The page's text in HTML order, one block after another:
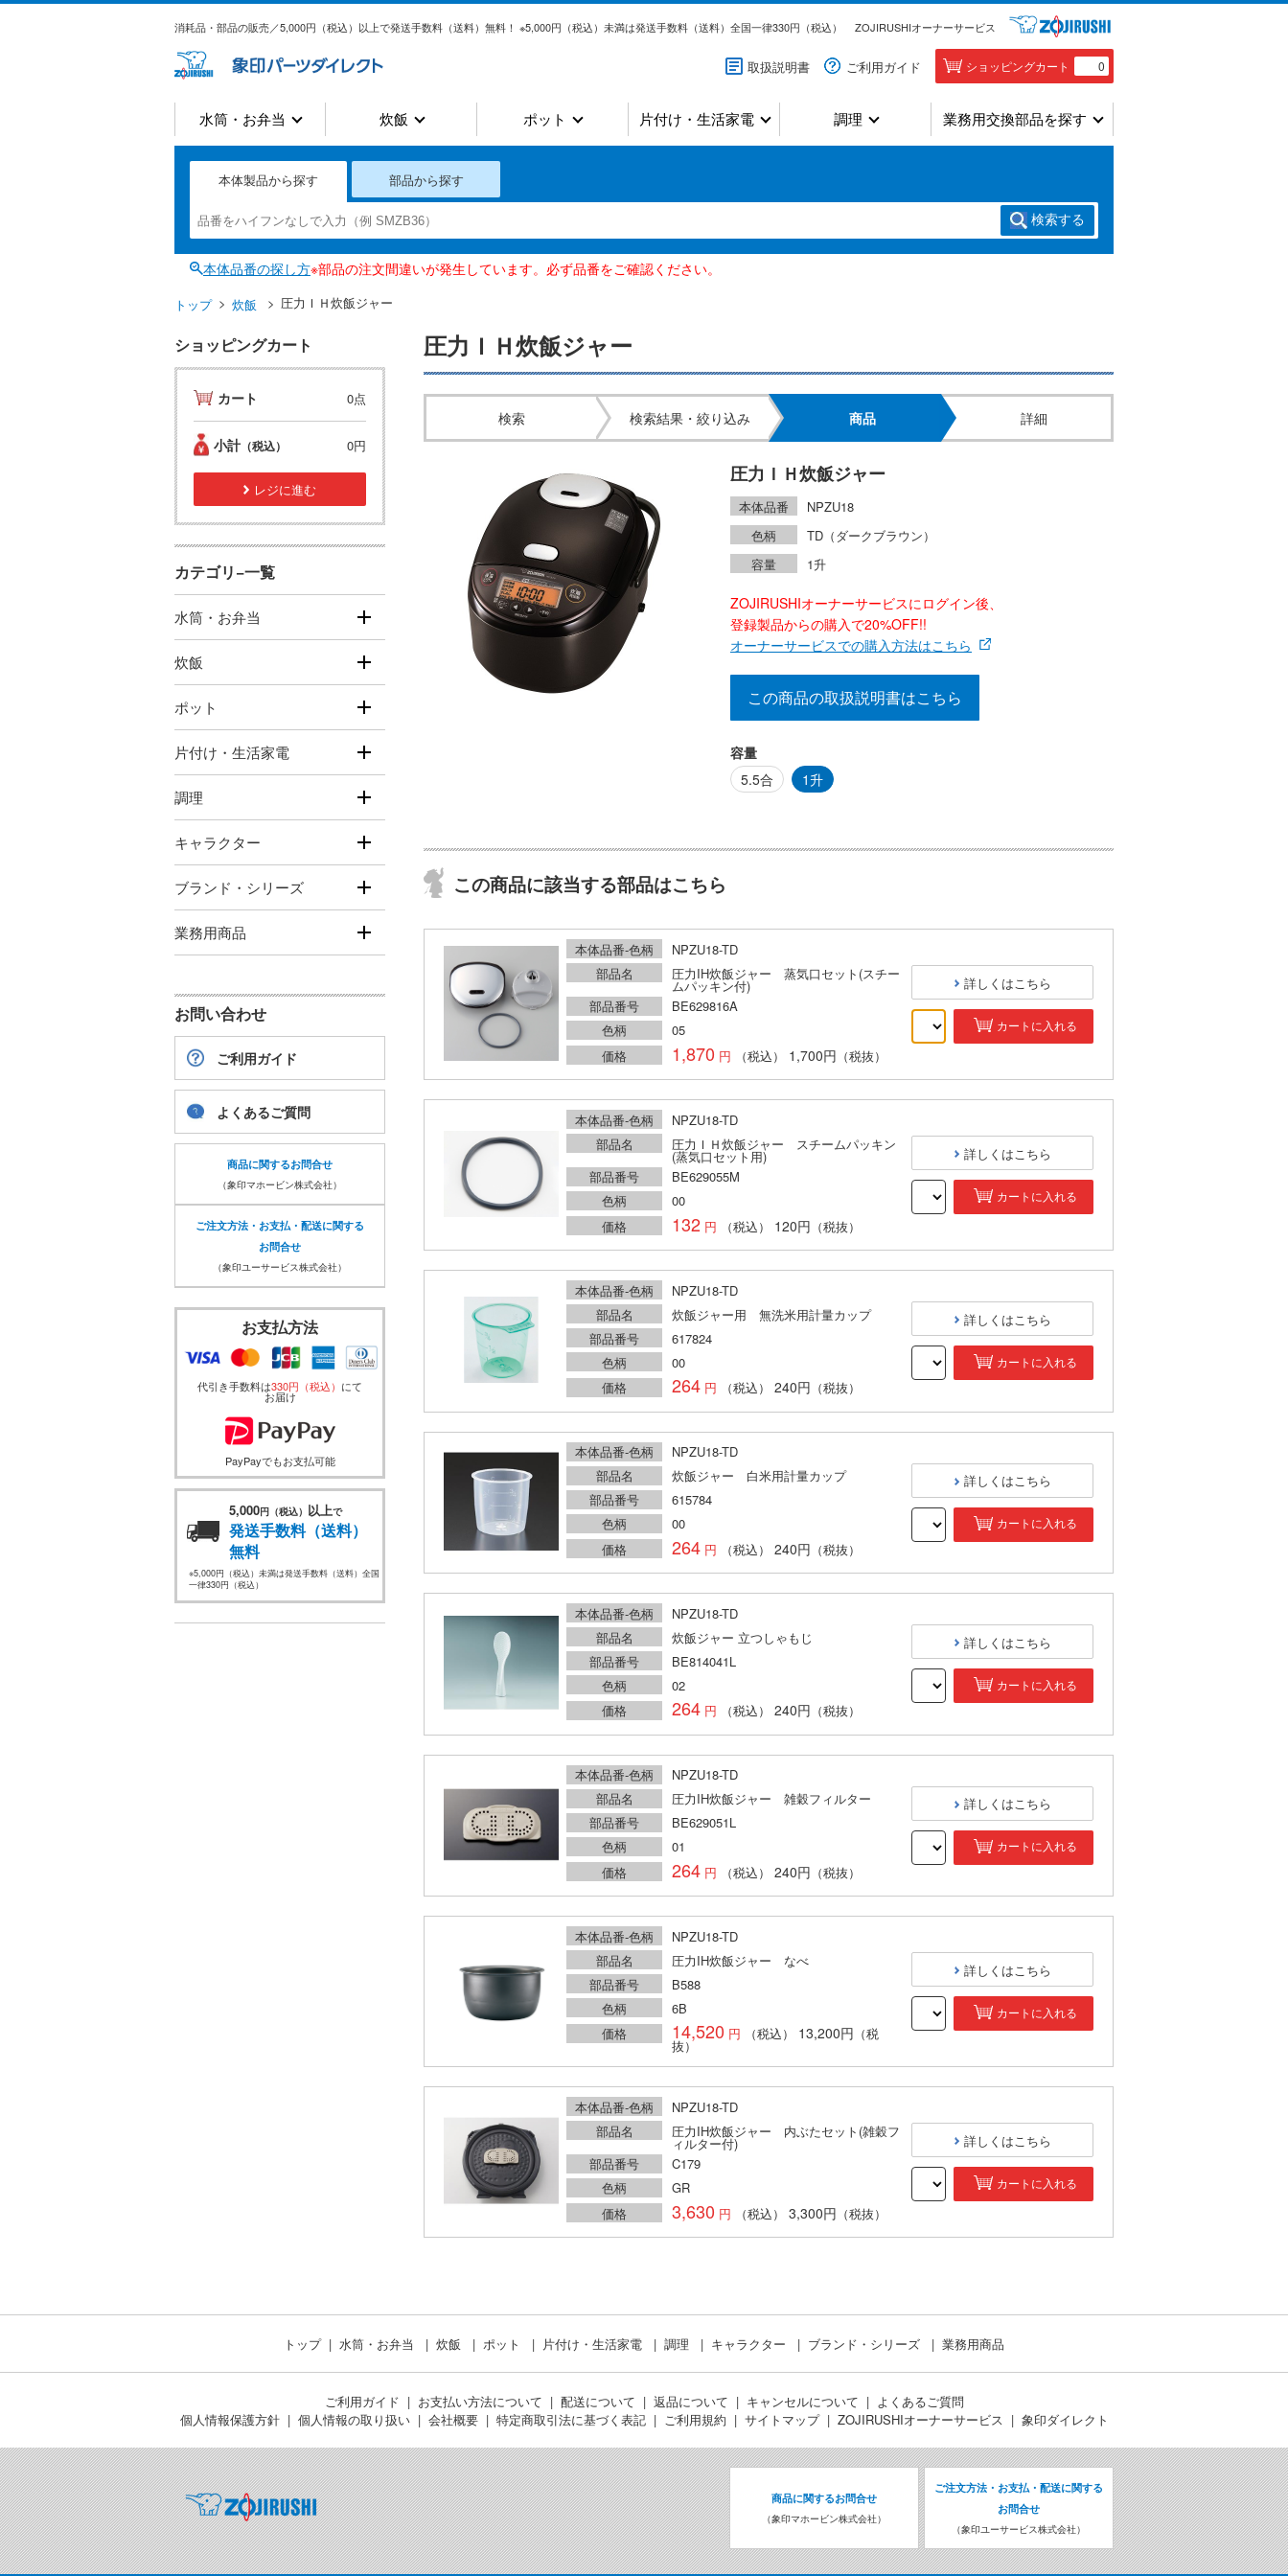
消耗品・部品の販売／5,000円（税込）以上で発送手数料（送料）無料！ ※5,000円（税込）未満は発送手数料（送料）全国一律330円（税込） ZOJIRUSHIオーナーサービス
取扱説明書 ご利用ガイド ショッピングカート 0
水筒・お弁当 炊飯 ポット 片付け・生活家電 調理 業務用交換部品を探す
本体製品から探す 部品から探す
検索する
本体品番の探し方※部品の注文間違いが発生しています。必ず品番をご確認ください。
トップ 炊飯 圧力ＩＨ炊飯ジャー
圧力ＩＨ炊飯ジャー
検索 検索結果・絞り込み 商品 詳細
圧力ＩＨ炊飯ジャー
本体品番
NPZU18
色柄
TD（ダークブラウン）
容量
1升
ZOJIRUSHIオーナーサービスにログイン後、
登録製品からの購入で20%OFF!!
オーナーサービスでの購入方法はこちら
この商品の取扱説明書はこちら
容量
5.5合
1升
この商品に該当する部品はこちら
本体品番-色柄
NPZU18-TD
部品名
圧力IH炊飯ジャー 蒸気口セット(スチー
ムパッキン付)
部品番号
BE629816A
色柄
05
価格
1,870 （税込） 1,700円 （税抜）
詳しくはこちら
カートに入れる
本体品番-色柄
NPZU18-TD
部品名
圧力ＩＨ炊飯ジャー スチームパッキン
(蒸気口セット用)
部品番号
BE629055M
色柄
00
価格
132 （税込） 120円 （税抜）
詳しくはこちら
カートに入れる
本体品番-色柄
NPZU18-TD
部品名
炊飯ジャー用 無洗米用計量カップ
部品番号
617824
色柄
00
価格
264 （税込） 240円 （税抜）
詳しくはこちら
カートに入れる
本体品番-色柄
NPZU18-TD
部品名
炊飯ジャー 白米用計量カップ
部品番号
615784
色柄
00
価格
264 （税込） 240円 （税抜）
詳しくはこちら
カートに入れる
本体品番-色柄
NPZU18-TD
部品名
炊飯ジャー 立つしゃもじ
部品番号
BE814041L
色柄
02
価格
264 （税込） 240円 （税抜）
詳しくはこちら
カートに入れる
本体品番-色柄
NPZU18-TD
部品名
圧力IH炊飯ジャー 雑穀フィルター
部品番号
BE629051L
色柄
01
価格
264 （税込） 240円 （税抜）
詳しくはこちら
カートに入れる
本体品番-色柄
NPZU18-TD
部品名
圧力IH炊飯ジャー なべ
部品番号
B588
色柄
6B
価格
14,520 （税込） 13,200円 （税
抜）
詳しくはこちら
カートに入れる
本体品番-色柄
NPZU18-TD
部品名
圧力IH炊飯ジャー 内ぶたセット(雑穀フ
ィルター付)
部品番号
C179
色柄
GR
価格
3,630 （税込） 3,300円 （税抜）
詳しくはこちら
カートに入れる
ショッピングカート
カート 0点
小計 （税込） 0円
レジに進む
カテゴリ−一覧
水筒・お弁当
炊飯
ポット
片付け・生活家電
調理
キャラクター
ブランド・シリーズ
業務用商品
お問い合わせ
ご利用ガイド
よくあるご質問
商品に関するお問合せ
（象印マホービン株式会社）
ご注文方法・お支払・配送に関する
お問合せ
（象印ユーサービス株式会社）
お支払方法
代引き手数料は330円（税込） にて
お届け
PayPayでもお支払可能
5,000円（税込） 以上で
発送手数料（送料）
無料
※5,000円（税込）未満は発送手数料（送料）全国
一律330円（税込）
トップ 水筒・お弁当 炊飯 ポット 片付け・生活家電 調理 キャラクター ブランド・シリーズ 業務用商品
ご利用ガイド お支払い方法について 配送について 返品について キャンセルについて
よくあるご質問
個人情報保護方針
個人情報の取り扱い 会社概要 特定商取引法に基づく表記 ご利用規約 サイトマップ ZOJIRUSHIオーナーサービス 象印ダイレクト
商品に関するお問合せ
（象印マホービン株式会社）
ご注文方法・お支払・配送に関する
お問合せ
（象印ユーサービス株式会社）